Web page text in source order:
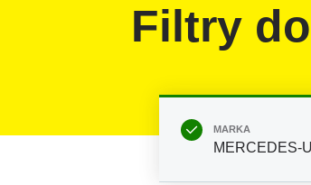
Filtry
MARKA
MERCEDES-